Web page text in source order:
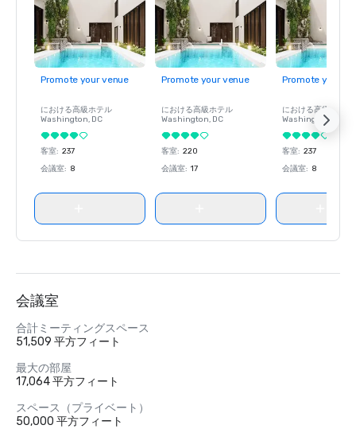
Promote your venue
における高級ホテル
Washington, DC
客室: 237
会議室: 8
Promote your venue
における高級ホテル
Washington, DC
客室: 220
会議室: 17
Promote your
における高級ホテル
Washington
客室: 237
会議室: 8
会議室
合計ミーティングスペース
51,509 平方フィート
最大の部屋
17,064 平方フィート
スペース（プライベート）
50,000 平方フィート